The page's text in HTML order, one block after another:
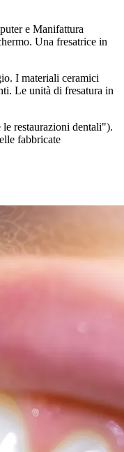
e Manifattura
Una fresatrice in
I materiali ceramici
Le unità di fresatura in
restaurazioni dentali").
fabbricate